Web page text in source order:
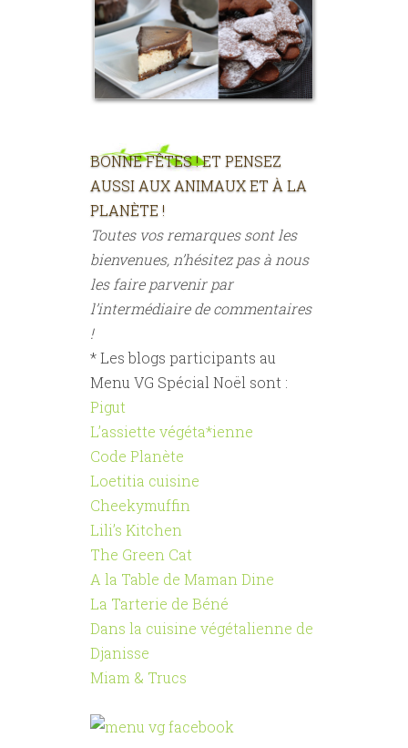
BONNE FÊTES ! ET PENSEZ
AUSSI AUX ANIMAUX ET À LA
PLANÈTE !
Toutes vos remarques sont les
bienvenues, n’hésitez pas à nous
les faire parvenir par
l’intermédiaire de commentaires
!
* Les blogs participants au
Menu VG Spécial Noël sont :
Pigut
L’assiette végéta*ienne
Code Planète
Loetitia cuisine
Cheekymuffin
Lili’s Kitchen
The Green Cat
A la Table de Maman Dine
La Tarterie de Béné
Dans la cuisine végétalienne de
Djanisse
Miam & Trucs